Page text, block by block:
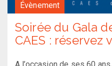
Évènement
Soirée du Gala
CAES : réservez